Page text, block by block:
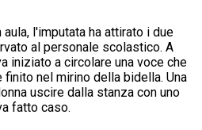
l'imputata ha attirato i due
al personale scolastico. A
iniziato a circolare una voce che
nel mirino della bidella. Una
uscire dalla stanza con uno
fatto caso.